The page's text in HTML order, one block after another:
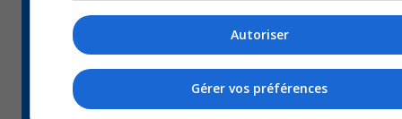
Autoriser
Gérer vos préférences